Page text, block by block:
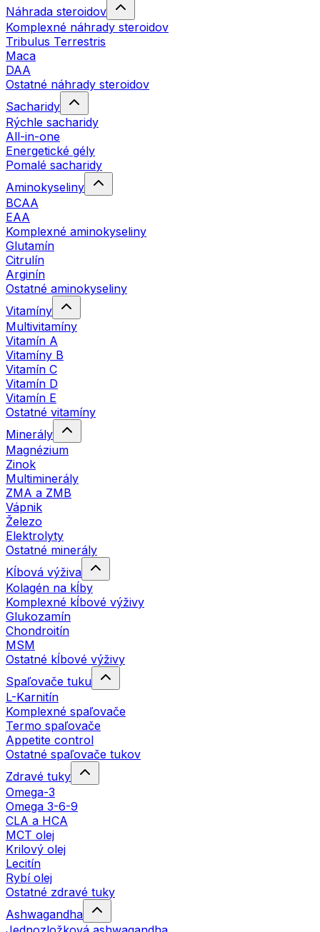
Náhrada steroidov
Komplexné náhrady steroidov
Tribulus Terrestris
Maca
DAA
Ostatné náhrady steroidov
Sacharidy
Rýchle sacharidy
All-in-one
Energetické gély
Pomalé sacharidy
Aminokyseliny
BCAA
EAA
Komplexné aminokyseliny
Glutamín
Citrulín
Arginín
Ostatné aminokyseliny
Vitamíny
Multivitamíny
Vitamín A
Vitamíny B
Vitamín C
Vitamín D
Vitamín E
Ostatné vitamíny
Minerály
Magnézium
Zinok
Multiminerály
ZMA a ZMB
Vápnik
Železo
Elektrolyty
Ostatné minerály
Kĺbová výživa
Kolagén na kĺby
Komplexné kĺbové výživy
Glukozamín
Chondroitín
MSM
Ostatné kĺbové výživy
Spaľovače tuku
L-Karnitín
Komplexné spaľovače
Termo spaľovače
Appetite control
Ostatné spaľovače tukov
Zdravé tuky
Omega-3
Omega 3-6-9
CLA a HCA
MCT olej
Krilový olej
Lecitín
Rybí olej
Ostatné zdravé tuky
Ashwagandha